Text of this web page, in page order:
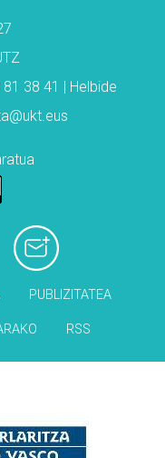
38 41 | Helbide
PUBLIZITATEA
RSS